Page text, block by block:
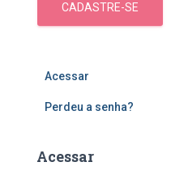
CADASTRE-SE
Acessar
Perdeu a senha?
Acessar